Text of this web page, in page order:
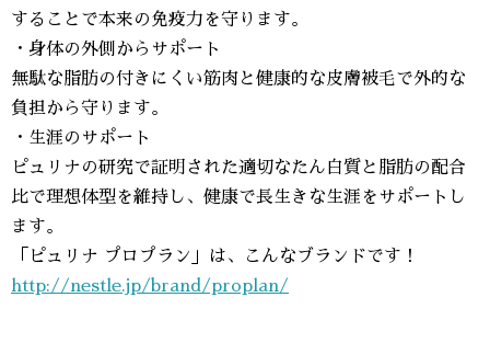
することで本来の免疫力を守ります。
・身体の外側からサポート
無駄な脂肪の付きにくい筋肉と健康的な皮膚被毛で外的な
負担から守ります。
・生涯のサポート
ピュリナの研究で証明された適切なたん白質と脂肪の配合
比で理想体型を維持し、健康で長生きな生涯をサポートし
ます。
「ピュリナ プロプラン」は、こんなブランドです！
http://nestle.jp/brand/proplan/